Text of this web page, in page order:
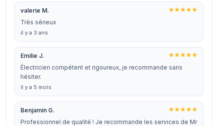
valerie M.
Très sérieux
il y a 3 ans
Emilie J.
Électricien compétent et rigoureux, je recommande sans
hésiter.
il y a 5 mois
Benjamin G.
Professionnel de qualité ! Je recommande les services de Mr